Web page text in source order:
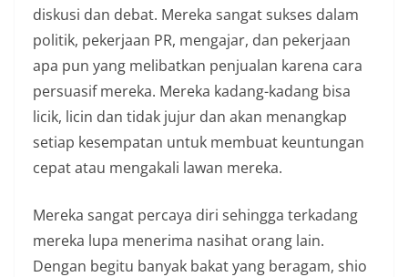
diskusi dan debat. Mereka sangat sukses dalam
politik, pekerjaan PR, mengajar, dan pekerjaan
apa pun yang melibatkan penjualan karena cara
persuasif mereka. Mereka kadang-kadang bisa
licik, licin dan tidak jujur ​​dan akan menangkap
setiap kesempatan untuk membuat keuntungan
cepat atau mengakali lawan mereka.
Mereka sangat percaya diri sehingga terkadang
mereka lupa menerima nasihat orang lain.
Dengan begitu banyak bakat yang beragam, shio